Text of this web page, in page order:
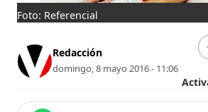
Foto: Referencial
Redacción
domingo, 8 mayo 2016 - 11:06